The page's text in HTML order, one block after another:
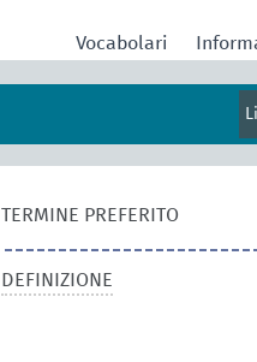
Vocabolari
TERMINE PREFERITO
DEFINIZIONE